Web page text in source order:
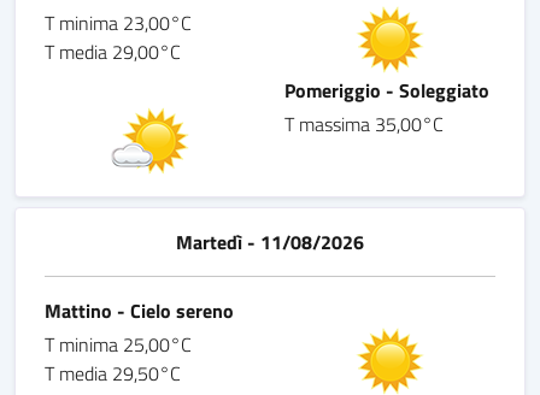
T minima 23,00°C
T media 29,00°C
Pomeriggio - Soleggiato
T massima 35,00°C
Martedì - 11/08/2026
Mattino - Cielo sereno
T minima 25,00°C
T media 29,50°C